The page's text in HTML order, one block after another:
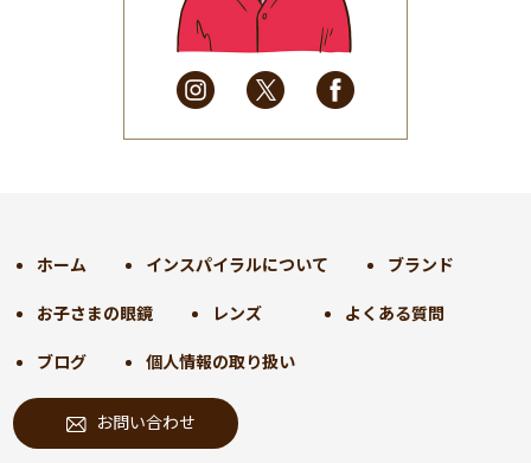
2025年4月
(32)
2025年3月(31)
2025年2月
(28)
2024年9月(30)
2024年7月(31)
2024年6月(30)
2024年5月
2024年4月 (32)
ホーム インスパイラルについて ブランド
お子さまの眼鏡 レンズ よくある質問
ブログ 個人情報の取り扱い
お問い合わせ